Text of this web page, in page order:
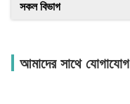
সকল বিভাগ
আমাদের সাথে যোগাযোগ